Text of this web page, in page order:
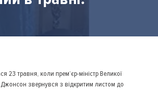
23 травня, коли прем’єр-міністр Великої
Джонсон звернувся з відкритим листом до